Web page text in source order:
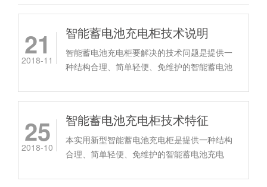
21
2018-11
智能蓄电池充电柜技术说明
智能蓄电池充电柜要解决的技术问题是提供一
种结构合理、简单轻便、免维护的智能蓄电池
池的日常充电维护。
25
2018-10
智能蓄电池充电柜技术特征
本实用新型智能蓄电池充电柜是提供一种结构
合理、简单轻便、免维护的智能蓄电池充电
日常充电维护。